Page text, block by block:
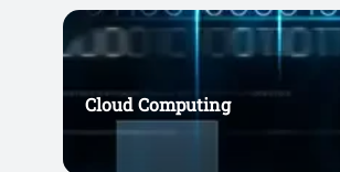
Cloud Computing